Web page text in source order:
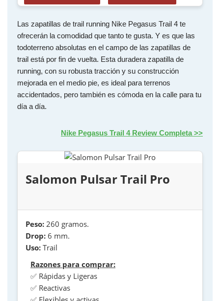
Las zapatillas de trail running Nike Pegasus Trail 4 te
ofrecerán la comodidad que tanto te gusta. Y es que las
todoterreno absolutas en el campo de las zapatillas de
trail está por fin de vuelta. Esta duradera zapatilla de
running, con su robusta tracción y su construcción
mejorada en el medio pie, es ideal para terrenos
accidentados, pero también es cómoda en la calle para tu
día a día.
Nike Pegasus Trail 4 Review Completa >>
Salomon Pulsar Trail Pro
Peso: 260 gramos.
Drop: 6 mm.
Uso: Trail
Razones para comprar:
✅ Rápidas y Ligeras
✅ Reactivas